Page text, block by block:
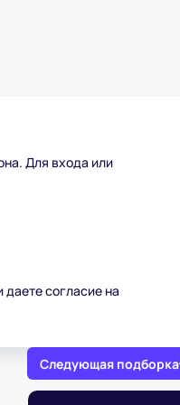
Для входа или
даете согласие на
Следующая подборка